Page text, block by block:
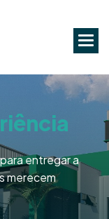
entregar a
merecem